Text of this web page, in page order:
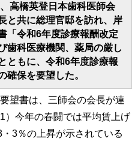
高橋英登日本歯科医師会
と共に総理官邸を訪れ、岸
「令和6年度診療報酬改定
歯科医療機関、薬局の厳し
ともに、令和6年度診療報
確保を要望した。
望書は、三師会の会長が連
）今年の春闘では平均賃上げ
3％の上昇が示されている